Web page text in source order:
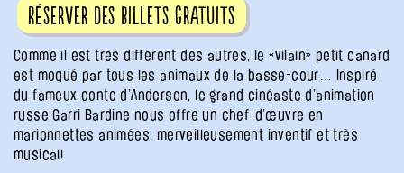
Réserver des billets gratuits
Comme il est très différent des autres, le «vilain» petit canard
est moqué par tous les animaux de la basse-cour… Inspiré
du fameux conte d’Andersen, le grand cinéaste d’animation
russe Garri Bardine nous offre un chef-d’œuvre en
marionnettes animées, merveilleusement inventif et très
musical!